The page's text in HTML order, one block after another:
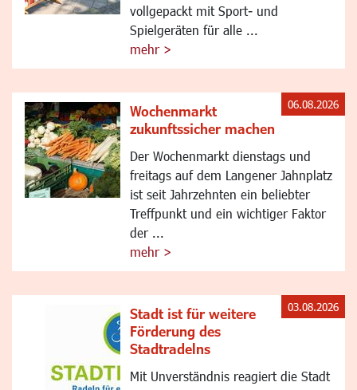
vollgepackt mit Sport- und
Spielgeräten für alle ...
mehr >
Wochenmarkt
zukunftssicher machen
Der Wochenmarkt dienstags und
freitags auf dem Langener Jahnplatz
ist seit Jahrzehnten ein beliebter
Treffpunkt und ein wichtiger Faktor
der ...
mehr >
06.08.2026
Stadt ist für weitere
Förderung des
Stadtradelns
Mit Unverständnis reagiert die Stadt
03.08.2026